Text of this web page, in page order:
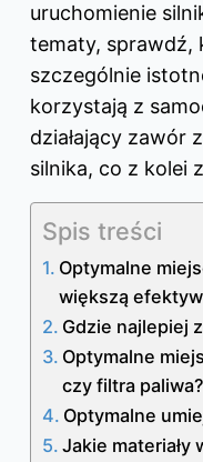
uruchomienie
tematy, sprawdź,
szczególnie
korzystają z
działający zawór
silnika, co z kolei
Spis treści
Optymalne
większą
Gdzie najlepiej
Optymalne
czy filtra paliwa?
Optymalne
Jakie materiały